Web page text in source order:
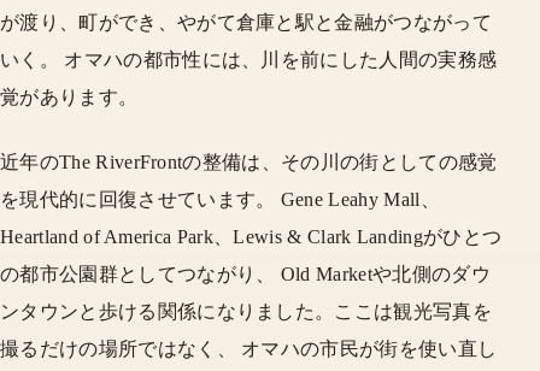
が渡り、町ができ、やがて倉庫と駅と金融がつながって
いく。 オマハの都市性には、川を前にした人間の実務感
覚があります。
近年のThe RiverFrontの整備は、その川の街としての感覚
を現代的に回復させています。 Gene Leahy Mall、
Heartland of America Park、Lewis & Clark Landingがひとつ
の都市公園群としてつながり、 Old Marketや北側のダウ
ンタウンと歩ける関係になりました。ここは観光写真を
撮るだけの場所ではなく、 オマハの市民が街を使い直し